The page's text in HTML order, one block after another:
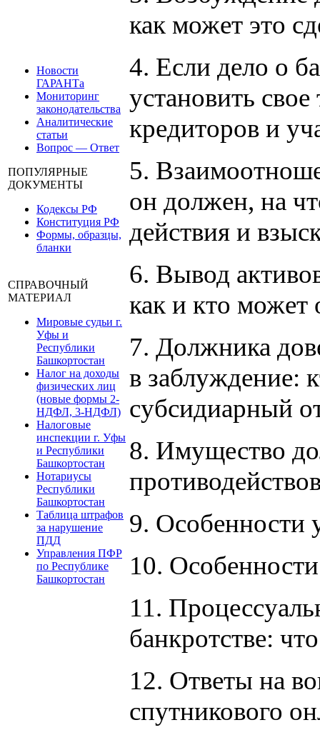
Новости
ГАРАНТа
Мониторинг
законодательства
Аналитические
статьи
Вопрос — Ответ
ПОПУЛЯРНЫЕ
ДОКУМЕНТЫ
Кодексы РФ
Конституция РФ
Формы, образцы,
бланки
СПРАВОЧНЫЙ
МАТЕРИАЛ
Мировые судьи г.
Уфы и
Республики
Башкортостан
Налог на доходы
физических лиц
(новые формы 2-
НДФЛ, 3-НДФЛ)
Налоговые
инспекции г. Уфы
и Республики
Башкортостан
Нотариусы
Республики
Башкортостан
Таблица штрафов
за нарушение
ПДД
Управления ПФР
по Республике
Башкортостан
как может это
4. Если дело о
установить
кредиторов и
5.
он должен, на
действия и
6. Вывод
как и кто может
7. Должника
в заблуждение:
субсидиарный
8. Имущество
9. Особенности
10.
11.
банкротстве:
12. Ответы на
спутникового